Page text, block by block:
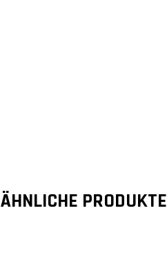
ÄHNLICHE PRODUKTE